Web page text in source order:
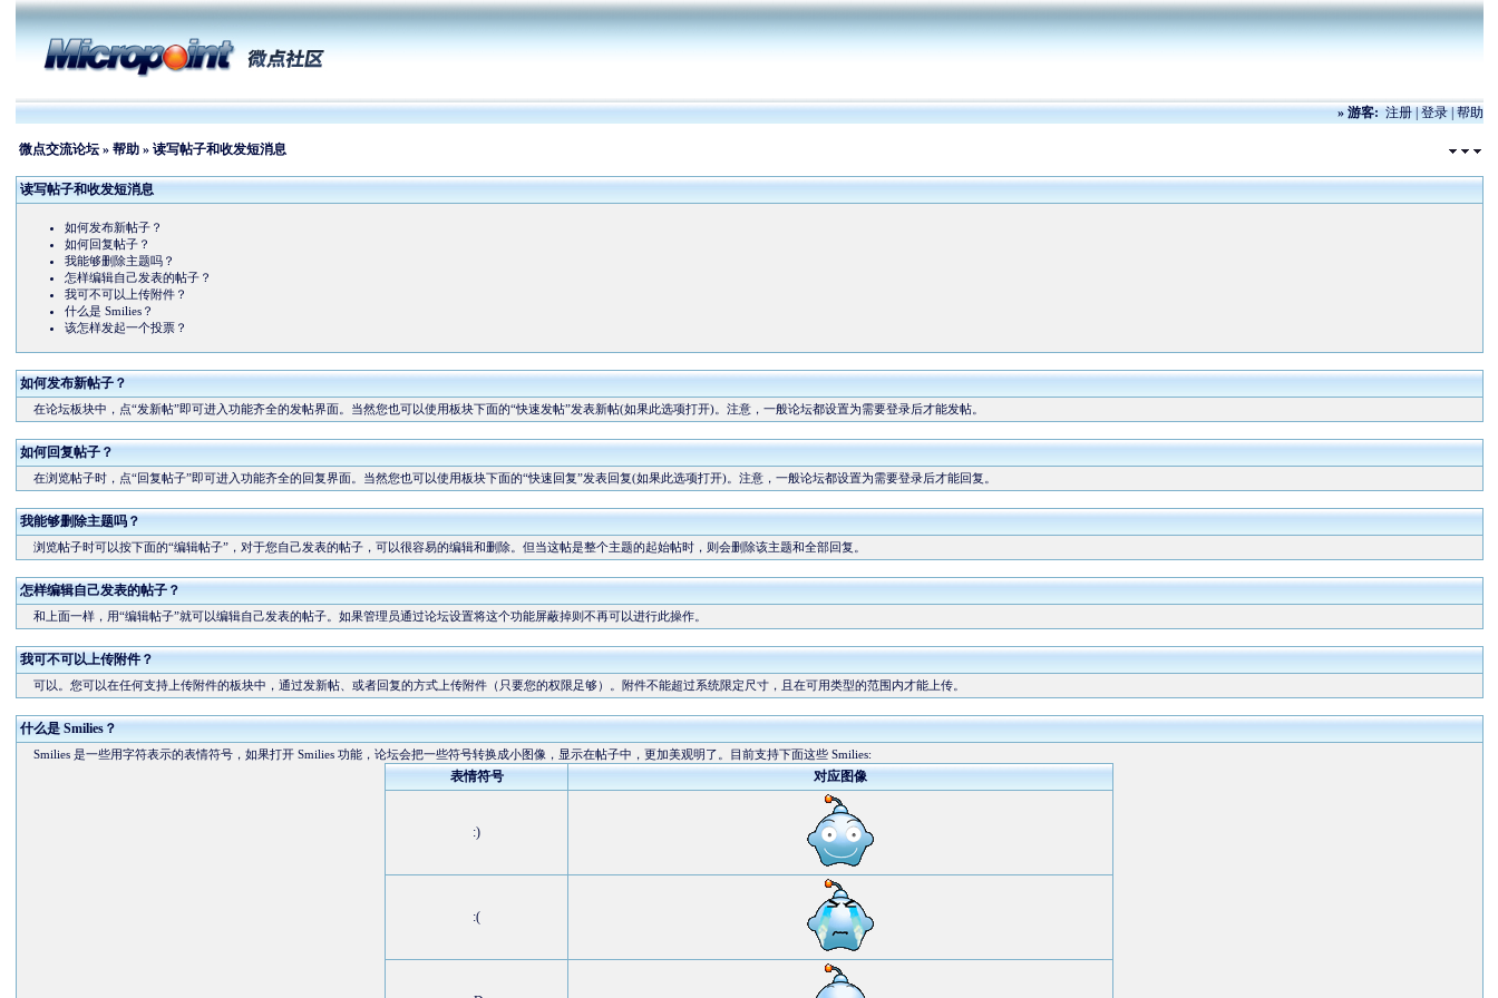
» 游客:注册|登录|帮助
微点交流论坛» 帮助» 读写帖子和收发短消息
读写帖子和收发短消息
如何发布新帖子？
如何回复帖子？
我能够删除主题吗？
怎样编辑自己发表的帖子？
我可不可以上传附件？
什么是 Smilies？
该怎样发起一个投票？
如何发布新帖子？
在论坛板块中，点“发新帖”即可进入功能齐全的发帖界面。当然您也可以使用板块下面的“快速发帖”发表新帖(如果此选项打开)。注意，一般论坛都设置为需要登录后才能发帖。
如何回复帖子？
在浏览帖子时，点“回复帖子”即可进入功能齐全的回复界面。当然您也可以使用板块下面的“快速回复”发表回复(如果此选项打开)。注意，一般论坛都设置为需要登录后才能回复。
我能够删除主题吗？
浏览帖子时可以按下面的“编辑帖子”，对于您自己发表的帖子，可以很容易的编辑和删除。但当这帖是整个主题的起始帖时，则会删除该主题和全部回复。
怎样编辑自己发表的帖子？
和上面一样，用“编辑帖子”就可以编辑自己发表的帖子。如果管理员通过论坛设置将这个功能屏蔽掉则不再可以进行此操作。
我可不可以上传附件？
可以。您可以在任何支持上传附件的板块中，通过发新帖、或者回复的方式上传附件（只要您的权限足够）。附件不能超过系统限定尺寸，且在可用类型的范围内才能上传。
什么是 Smilies？
Smilies 是一些用字符表示的表情符号，如果打开 Smilies 功能，论坛会把一些符号转换成小图像，显示在帖子中，更加美观明了。目前支持下面这些 Smilies:
表情符号 对应图像
:)
:(